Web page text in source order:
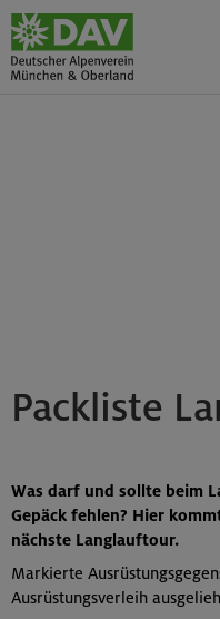
Packliste
Was darf und sollte beim
Gepäck fehlen? Hier
nächste Langlauftour.
Markierte
Ausrüstungsverleih